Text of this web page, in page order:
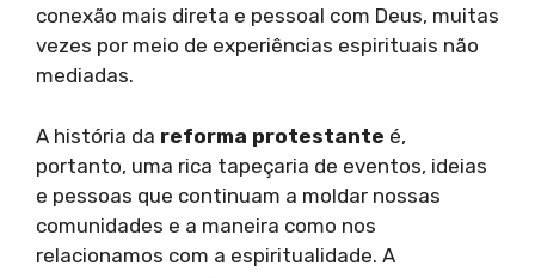
conexão mais direta e pessoal com Deus, muitas
vezes por meio de experiências espirituais não
mediadas.
A história da reforma protestante é,
portanto, uma rica tapeçaria de eventos, ideias
e pessoas que continuam a moldar nossas
comunidades e a maneira como nos
relacionamos com a espiritualidade. A